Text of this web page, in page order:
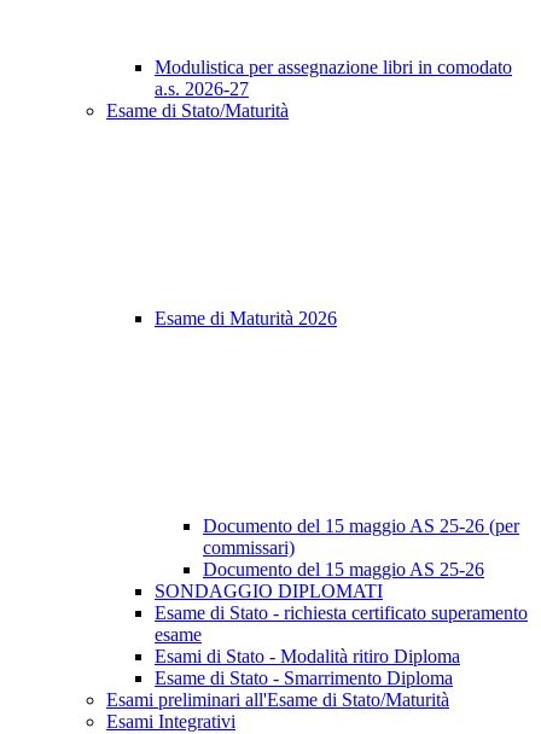
Modulistica per assegnazione libri in comodato
a.s. 2026-27
Esame di Stato/Maturità
Esame di Maturità 2026
Documento del 15 maggio AS 25-26 (per
commissari)
Documento del 15 maggio AS 25-26
SONDAGGIO DIPLOMATI
Esame di Stato - richiesta certificato superamento
esame
Esami di Stato - Modalità ritiro Diploma
Esame di Stato - Smarrimento Diploma
Esami preliminari all'Esame di Stato/Maturità
Esami Integrativi